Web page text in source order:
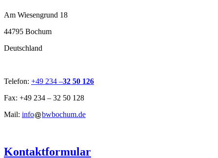
Am Wiesengrund 18
44795 Bochum
Deutschland
Telefon: +49 234 –32 50 126
Fax: +49 234 – 32 50 128
Mail: info bwbochum.de
Kontaktformular